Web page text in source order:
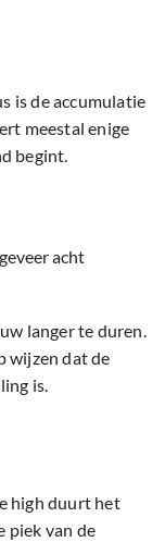
is de accumulatie
meestal enige
begint.
acht
langer te duren.
wijzen dat de
is.
high duurt het
piek van de